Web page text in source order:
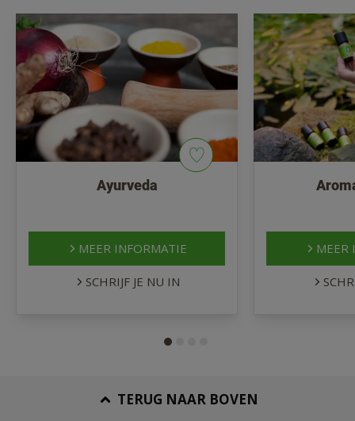
Ayurveda
MEER INFORMATIE
SCHRIJF JE NU IN
MEER
TERUG NAAR BOVEN